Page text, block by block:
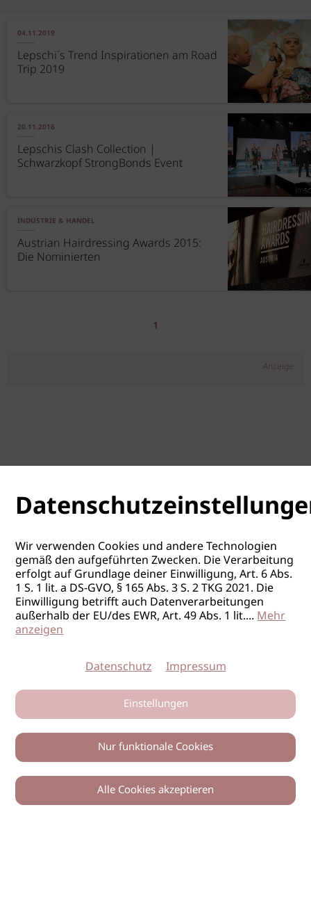
04.11.2019
Lepschi´s Trend Inspirationen am Road
Trip 2019
20.11.2016
Lepschis Clash Collection |
Schwarzkopf StrongBonds Event
INDUSTRIE & HANDEL
Austrian Hairdressing Awards 2015:
Die Nominierten
1
Anzeige
Wir verwenden Cookies und andere Technologien
gemäß den aufgeführten Zwecken. Die Verarbeitung
erfolgt auf Grundlage deiner Einwilligung, Art. 6 Abs.
1 S. 1 lit. a DS-GVO, § 165 Abs. 3 S. 2 TKG 2021. Die
Einwilligung betrifft auch Datenverarbeitungen
außerhalb der EU/des EWR, Art. 49 Abs. 1 lit....Mehr
anzeigen
Datenschutz Impressum
Einstellungen
Nur funktionale Cookies
Alle Cookies akzeptieren